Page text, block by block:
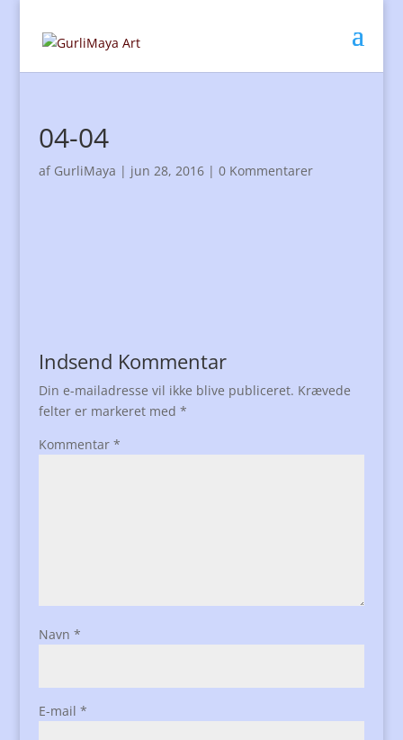
04-04
af GurliMaya | jun 28, 2016| 0 Kommentarer
Indsend Kommentar
Din e-mailadresse vil ikke blive publiceret. Krævede
felter er markeret med *
Kommentar *
Navn *
E-mail *